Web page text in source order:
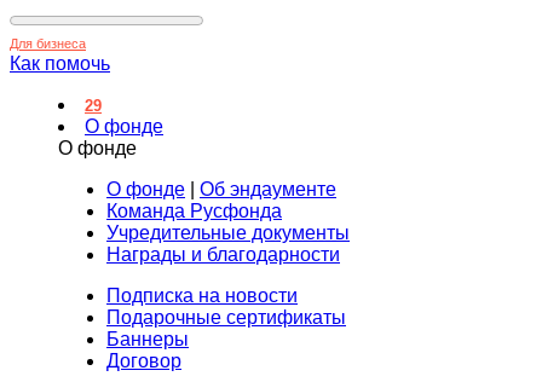
Для бизнеса
Как помочь
29
О фонде
О фонде
О фонде
Об эндаументе
Команда Русфонда
Учредительные документы
Награды и благодарности
Подписка на новости
Подарочные сертификаты
Баннеры
Договор